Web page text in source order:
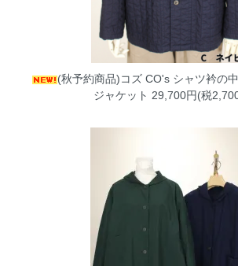
(秋予約商品)コズ CO's シャツ衿の
ジャケット 29,700円(税